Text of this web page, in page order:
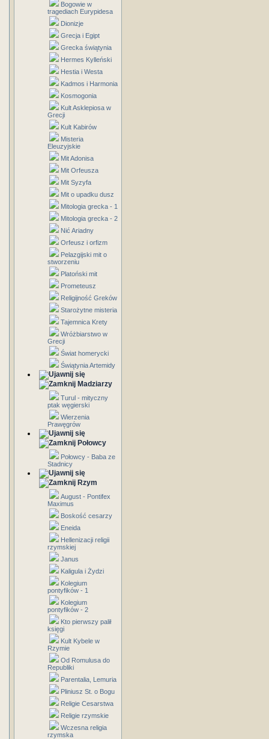
Bogowie w
tragediach Eurypidesa
Dionizje
Grecja i Egipt
Grecka świątynia
Hermes Kylleński
Hestia i Westa
Kadmos i Harmonia
Kosmogonia
Kult Asklepiosa w
Grecji
Kult Kabirów
Misteria
Eleuzyjskie
Mit Adonisa
Mit Orfeusza
Mit Syzyfa
Mit o upadku dusz
Mitologia grecka - 1
Mitologia grecka - 2
Nić Ariadny
Orfeusz i orfizm
Pelazgijski mit o
stworzeniu
Platoński mit
Prometeusz
Religijność Greków
Starożytne misteria
Tajemnica Krety
Wróżbiarstwo w
Grecji
Świat homerycki
Świątynia Artemidy
Madziarzy
Turul - mityczny
ptak węgierski
Wierzenia
Prawęgrów
Połowcy
Połowcy - Baba ze
Stadnicy
Rzym
August - Pontifex
Maximus
Boskość cesarzy
Eneida
Hellenizacji religii
rzymskiej
Janus
Kaligula i Żydzi
Kolegium
pontyfików - 1
Kolegium
pontyfików - 2
Kto pierwszy palił
księgi
Kult Kybele w
Rzymie
Od Romulusa do
Republiki
Parentalia, Lemuria
Pliniusz St. o Bogu
Religie Cesarstwa
Religie rzymskie
Wczesna religia
rzymska